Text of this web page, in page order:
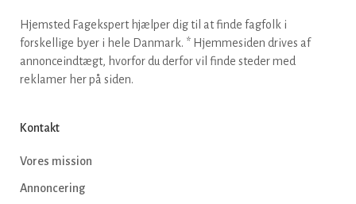
Hjemsted Fagekspert hjælper dig til at finde fagfolk i
forskellige byer i hele Danmark. * Hjemmesiden drives af
annonceindtægt, hvorfor du derfor vil finde steder med
reklamer her på siden.
Kontakt
Vores mission
Annoncering